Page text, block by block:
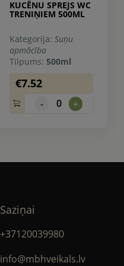
KUCĒNU SPREJS WC
TRENIŅIEM 500ML
Kategorija: Suņu
apmācība
Tilpums: 500ml
€7.52
- 0 +
Saziņai
+37120039980
info@mbhveikals.lv